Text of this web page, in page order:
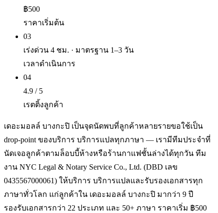
฿500
ราคาเริ่มต้น
03
เร่งด่วน 4 ชม. · มาตรฐาน 1–3 วัน
เวลาดำเนินการ
04
4.9 / 5
เรตติ้งลูกค้า
เดอะมอลล์ บางกะปิ เป็นจุดนัดพบที่ลูกค้าหลายรายขอใช้เป็น
drop-point ของบริการ บริการแปลทุกภาษา — เรามีทีมประจำที่
นัดเจอลูกค้าตามล็อบบี้ห้างหรือร้านกาแฟชั้นล่างได้ทุกวัน ทีม
งาน NYC Legal & Notary Service Co., Ltd. (DBD เลข
0435567000061) ให้บริการ บริการแปลและรับรองเอกสารทุก
ภาษาทั่วโลก แก่ลูกค้าใน เดอะมอลล์ บางกะปิ มากว่า 9 ปี
รองรับเอกสารกว่า 22 ประเภท และ 50+ ภาษา ราคาเริ่ม ฿500